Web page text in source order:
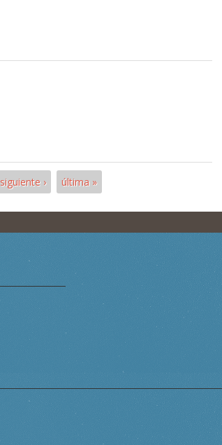
siguiente › última »